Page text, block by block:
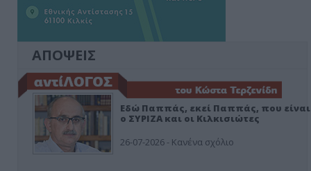
ΑΠΟΨΕΙΣ
Εδώ Παππάς, εκεί Παππάς, που είναι
ο ΣΥΡΙΖΑ και οι Κιλκισιώτες
26-07-2026 - Κανένα σχόλιο